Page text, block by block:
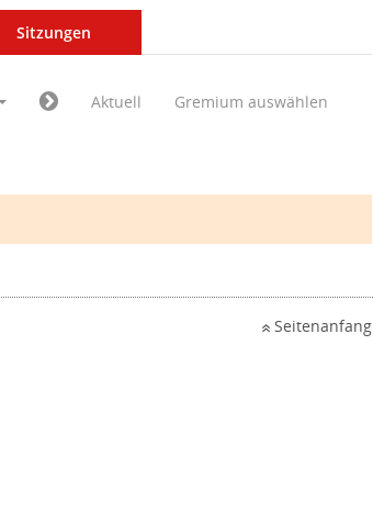
Sitzungen
Aktuell Gremium auswählen
Seitenanfang